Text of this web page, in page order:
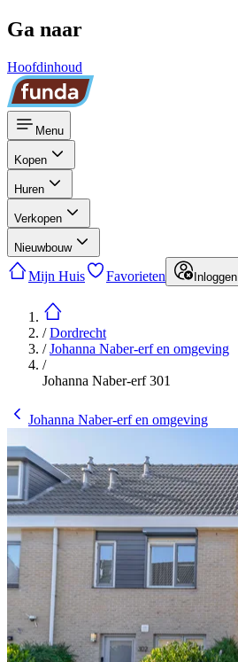
Ga naar
Hoofdinhoud
Menu
Kopen
Huren
Verkopen
Nieuwbouw
Mijn Huis Favorieten Inloggen
/Dordrecht
/Johanna Naber-erf en omgeving
/
Johanna Naber-erf 301
Johanna Naber-erf en omgeving